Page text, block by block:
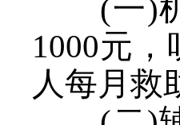
(一)
1000元
人每月救